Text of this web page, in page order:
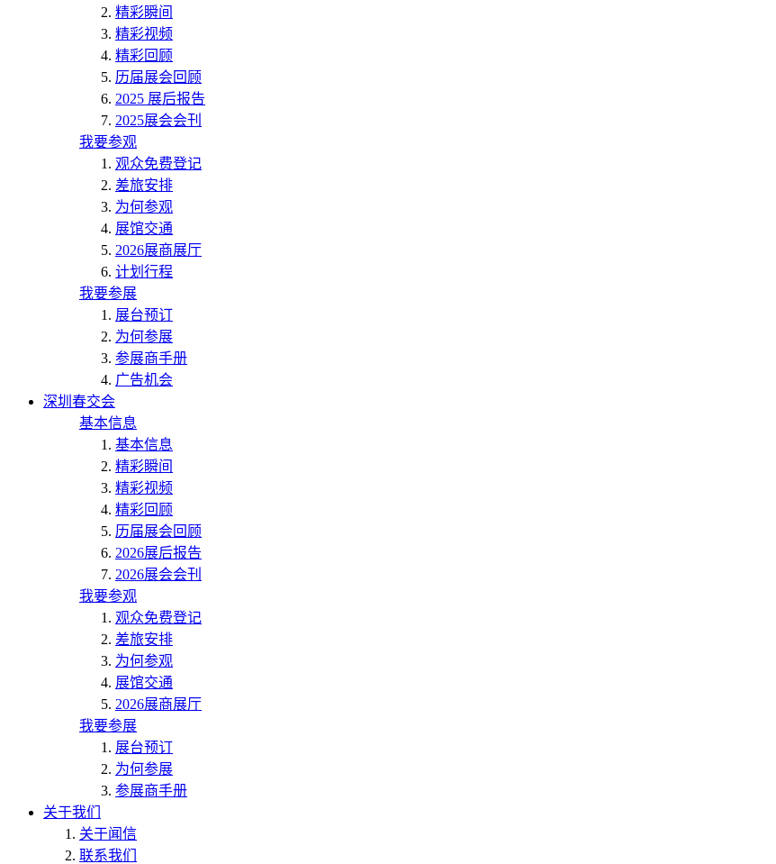
精彩瞬间
精彩视频
精彩回顾
历届展会回顾
2025 展后报告
2025展会会刊
我要参观
观众免费登记
差旅安排
为何参观
展馆交通
2026展商展厅
计划行程
我要参展
展台预订
为何参展
参展商手册
广告机会
深圳春交会
基本信息
基本信息
精彩瞬间
精彩视频
精彩回顾
历届展会回顾
2026展后报告
2026展会会刊
我要参观
观众免费登记
差旅安排
为何参观
展馆交通
2026展商展厅
我要参展
展台预订
为何参展
参展商手册
关于我们
关于闻信
联系我们